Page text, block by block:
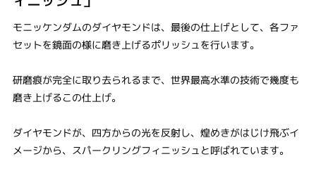
モニッケンダムのダイヤモンドは、最後の仕上げとして、各ファ
セットを鏡面の様に磨き上げるポリッシュを行います。
研磨痕が完全に取り去られるまで、世界最高水準の技術で幾度も
磨き上げるこの仕上げ。
ダイヤモンドが、四方からの光を反射し、煌めきがはじけ飛ぶイ
メージから、スパークリングフィニッシュと呼ばれています。